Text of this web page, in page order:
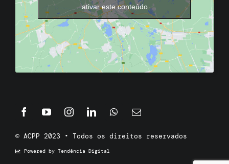
ativar este conteúdo
© ACPP 2023 • Todos os direitos reservados
Powered by Tendência Digital